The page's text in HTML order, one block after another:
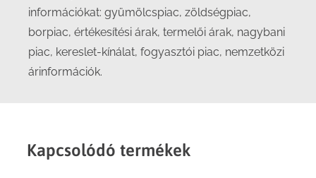
információkat: gyümölcspiac, zöldségpiac,
borpiac, értékesítési árak, termelői árak, nagybani
piac, kereslet-kínálat, fogyasztói piac, nemzetközi
árinformációk.
Kapcsolódó termékek